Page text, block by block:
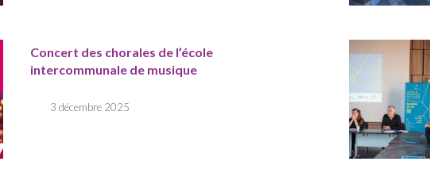
Concert des chorales de l’école
intercommunale de musique
3 décembre 2025